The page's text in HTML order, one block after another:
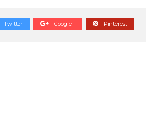
Twitter Google+ Pinterest